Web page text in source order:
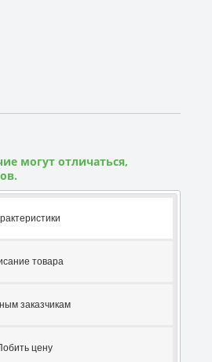
могут отличаться,
товара
заказчикам
цену